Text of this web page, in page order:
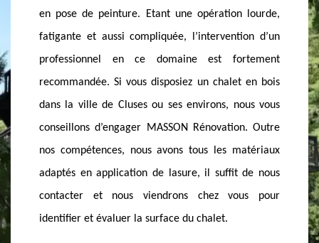
bois
Outre
nous
pour
appliquer des traitements de protection. La lasure
est le traitement le plus connu en protection des
chalets en bois. En effet, sa résistance aux
intempéries et aux UV, elle agit comme étant un
hydrofuge efficace pour les chalets en bois, aussi si
vous en disposiez, n’hésitez pas à appeler MASSON
Rénovation, le spécialiste en pose de lasure qui
intervient dans tout le 74300 et ses alentours.
vous
la
chalet
vous
devis